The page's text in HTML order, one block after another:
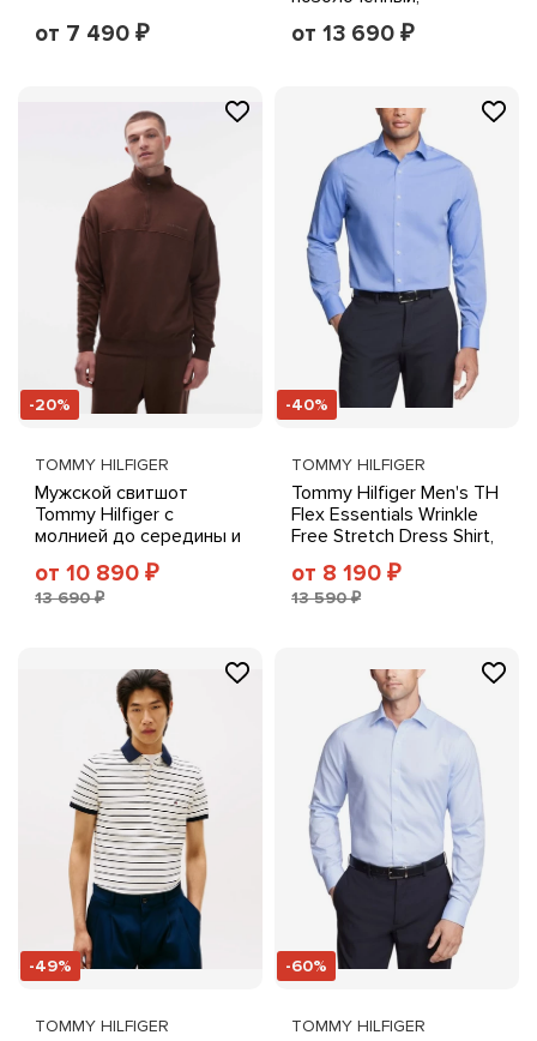
от 7 490 ₽ от 13 690 ₽
-20%
TOMMY HILFIGER
Мужской свитшот
Tommy Hilfiger с
молнией до середины и
мелким логотипом,
коричневый
от 10 890 ₽
13 690 ₽
-40%
TOMMY HILFIGER
Tommy Hilfiger Men's TH
Flex Essentials Wrinkle
Free Stretch Dress Shirt,
Regular & Slim Fit
от 8 190 ₽
13 590 ₽
-49%
TOMMY HILFIGER
-60%
TOMMY HILFIGER